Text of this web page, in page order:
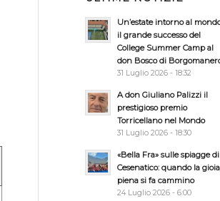
Un’estate intorno al
il grande successo del
College Summer Camp al
don Bosco di
31 Luglio 2026 - 18:32
A don Giuliano Palizzi il
prestigioso premio
Torricellano nel Mondo
31 Luglio 2026 - 18:30
«Bella Fra» sulle spiagge di
Cesenatico: quando la gioia
piena si fa cammino
24 Luglio 2026 - 6:00